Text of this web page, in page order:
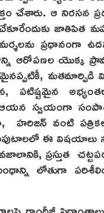
చేశారు. ఆ నిరసన
జాతిపిత
ప్రధానంగా
ఆరోపణల యొక్క
పటిష్టమైన
ఆయన స్వయంగా
వంటి
ఈ విషయాలు
ప్రస్తుత
లోతుగా